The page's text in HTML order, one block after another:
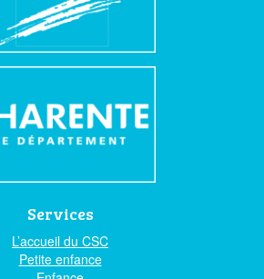
Services
L’accueil du CSC
Petite enfance